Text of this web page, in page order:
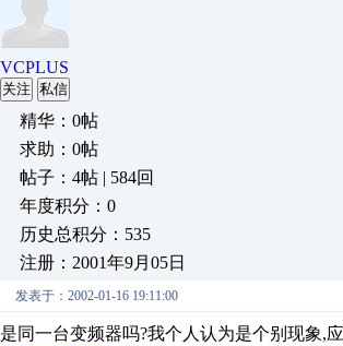
VCPLUS
关注 私信
精华：0帖
求助：0帖
帖子：4帖 | 584回
年度积分：0
历史总积分：535
注册：2001年9月05日
发表于：2002-01-16 19:11:00
是同一台变频器吗?我个人认为是个别现象,